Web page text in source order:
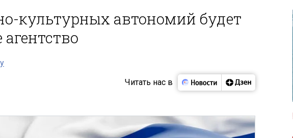
культурных автономий будет
Читать нас в